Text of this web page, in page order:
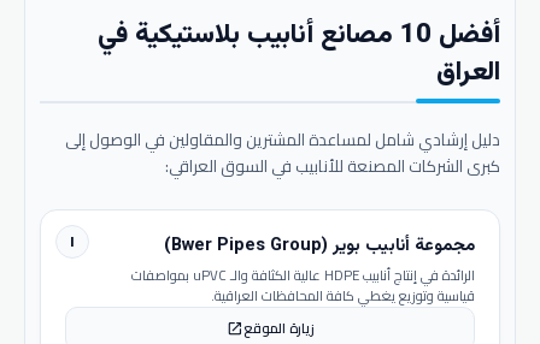
أفضل 10 مصانع أنابيب بلاستيكية في
العراق
دليل إرشادي شامل لمساعدة المشترين والمقاولين في الوصول إلى
كبرى الشركات المصنعة للأنابيب في السوق العراقي:
١ مجموعة أنابيب بوير (Bwer Pipes Group)
الرائدة في إنتاج أنابيب HDPE عالية الكثافة والـ uPVC بمواصفات
قياسية وتوزيع يغطي كافة المحافظات العراقية.
زيارة الموقعopen_in_new